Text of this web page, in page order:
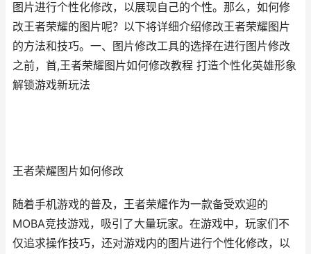
图片进行个性化修改，以展现自己的个性。那么，如何修
改王者荣耀的图片呢？以下将详细介绍修改王者荣耀图片
的方法和技巧。一、图片修改工具的选择在进行图片修改
之前，首,王者荣耀图片如何修改教程 打造个性化英雄形象
解锁游戏新玩法
王者荣耀图片如何修改
随着手机游戏的普及，王者荣耀作为一款备受欢迎的
MOBA竞技游戏，吸引了大量玩家。在游戏中，玩家们不
仅追求操作技巧，还对游戏内的图片进行个性化修改，以